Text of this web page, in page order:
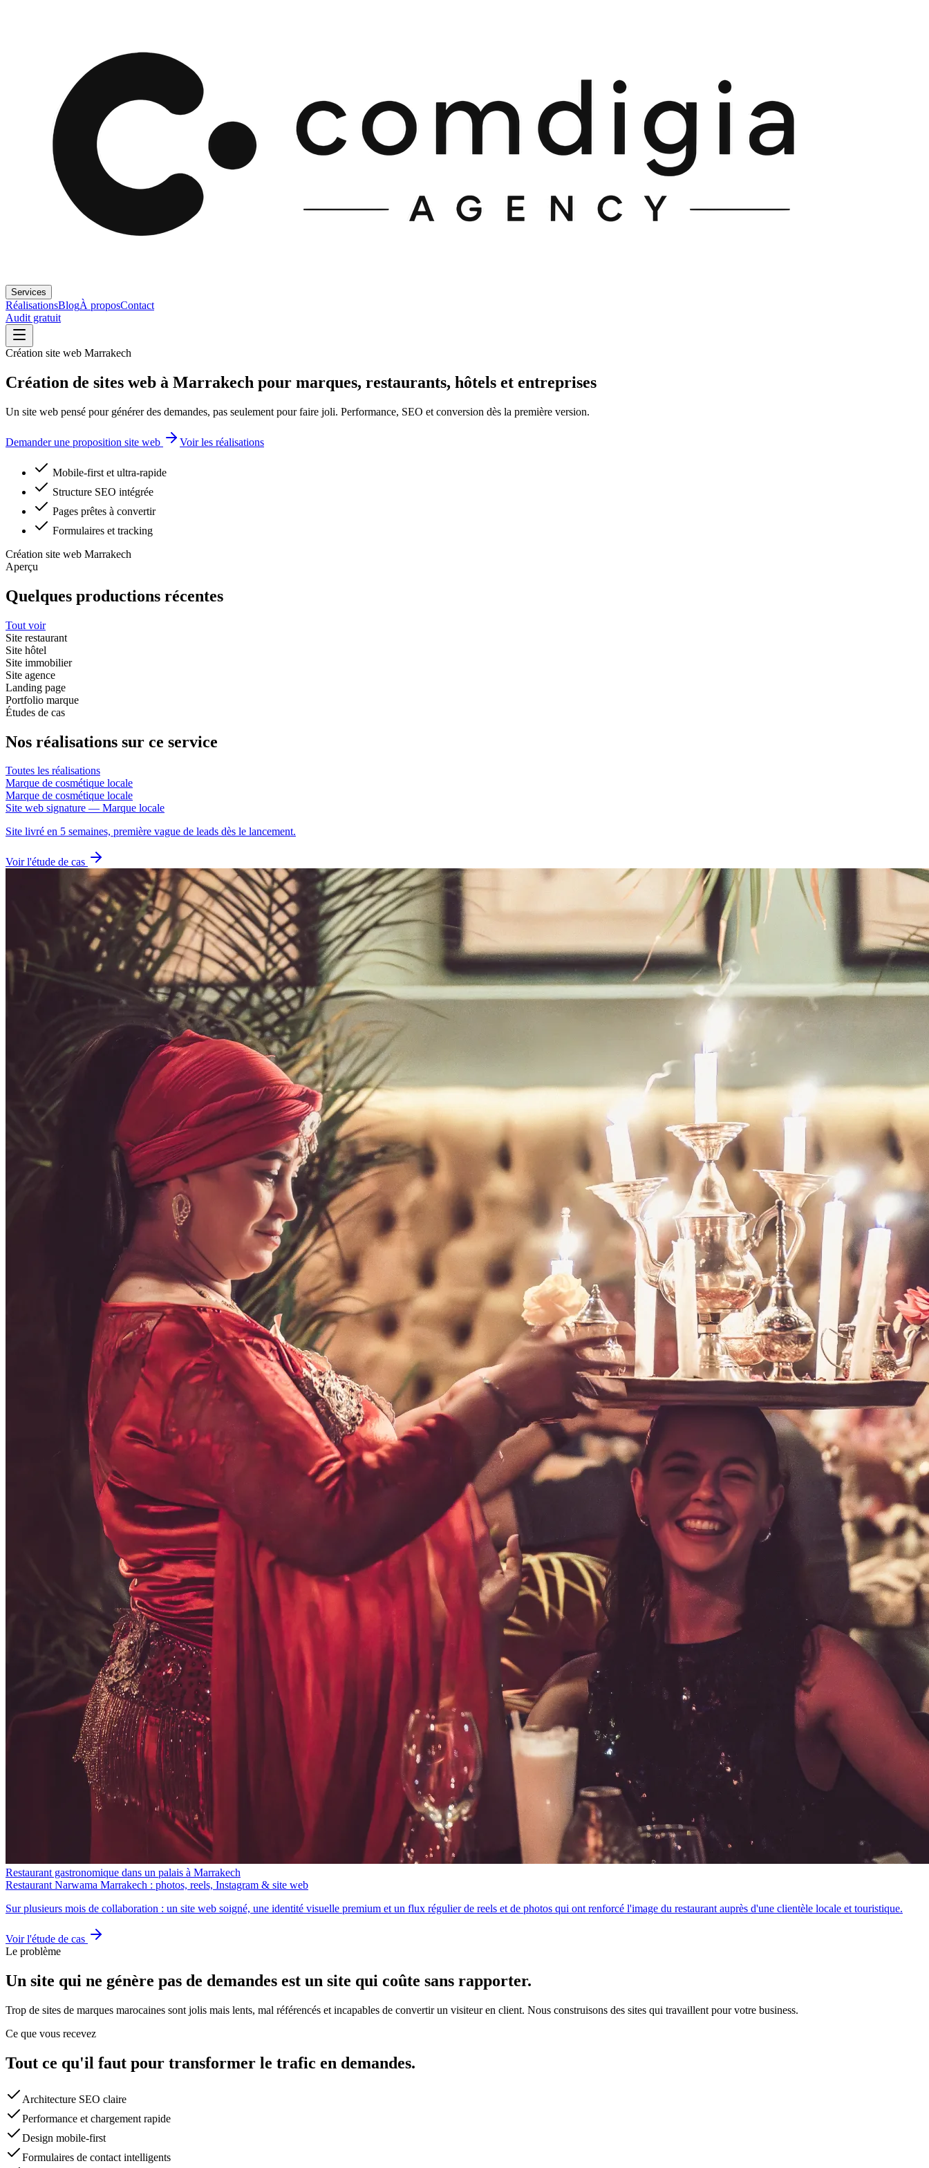
Services
RéalisationsBlogÀ proposContact
Audit gratuit
Création site web Marrakech
Création de sites web à Marrakech pour marques, restaurants, hôtels et entreprises
Un site web pensé pour générer des demandes, pas seulement pour faire joli. Performance, SEO et conversion dès la première version.
Demander une proposition site web Voir les réalisations
Mobile-first et ultra-rapide
Structure SEO intégrée
Pages prêtes à convertir
Formulaires et tracking
Création site web Marrakech
Aperçu
Quelques productions récentes
Tout voir
Site restaurant
Site hôtel
Site immobilier
Site agence
Landing page
Portfolio marque
Études de cas
Nos réalisations sur ce service
Toutes les réalisations
Marque de cosmétique locale
Marque de cosmétique locale
Site web signature — Marque locale
Site livré en 5 semaines, première vague de leads dès le lancement.
Voir l'étude de cas
Restaurant gastronomique dans un palais à Marrakech
Restaurant Narwama Marrakech : photos, reels, Instagram & site web
Sur plusieurs mois de collaboration : un site web soigné, une identité visuelle premium et un flux régulier de reels et de photos qui ont renforcé l'image du restaurant auprès d'une clientèle locale et touristique.
Voir l'étude de cas
Le problème
Un site qui ne génère pas de demandes est un site qui coûte sans rapporter.
Trop de sites de marques marocaines sont jolis mais lents, mal référencés et incapables de convertir un visiteur en client. Nous construisons des sites qui travaillent pour votre business.
Ce que vous recevez
Tout ce qu'il faut pour transformer le trafic en demandes.
Architecture SEO claire
Performance et chargement rapide
Design mobile-first
Formulaires de contact intelligents